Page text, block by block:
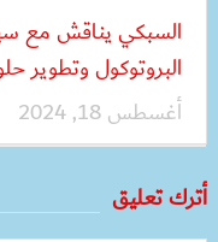
السبكي يناقش مع
البروتوكول وتطوير
أغسطس 18, 2024
أترك تعليق